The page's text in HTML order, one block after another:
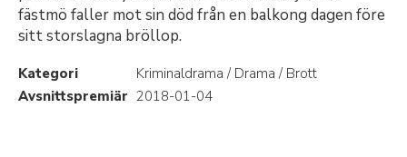
fästmö faller mot sin död från en balkong dagen före
sitt storslagna bröllop.
Kategori
Kriminaldrama / Drama / Brott
Avsnittspremiär 2018-01-04